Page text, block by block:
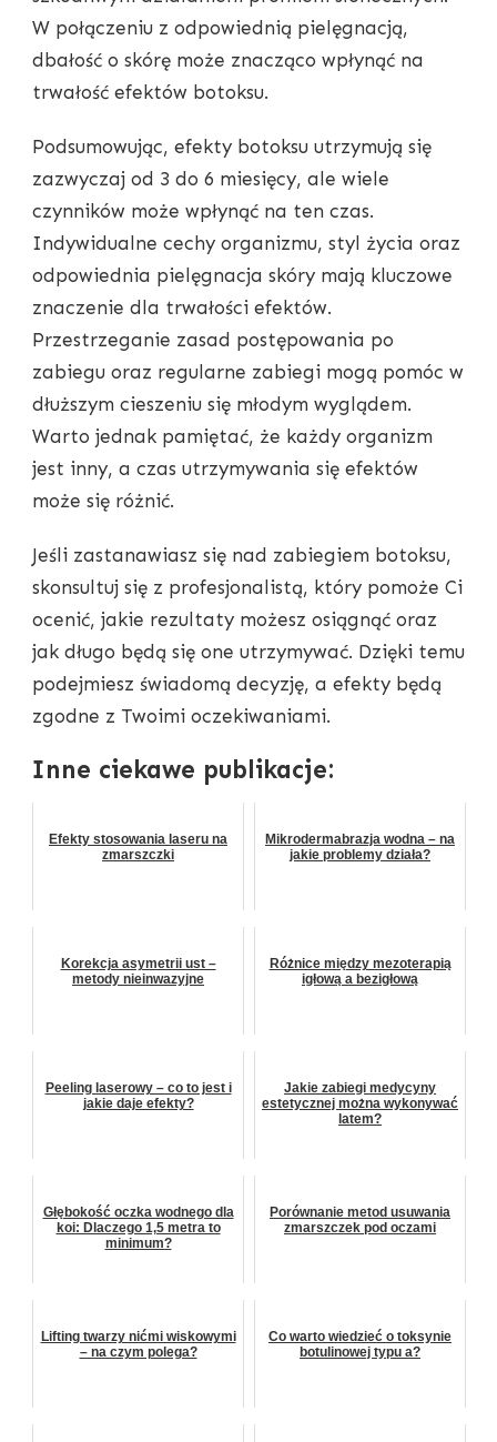
W połączeniu z odpowiednią pielęgnacją,
dbałość o skórę może znacząco wpłynąć na
trwałość efektów botoksu.
Podsumowując, efekty botoksu utrzymują się
zazwyczaj od 3 do 6 miesięcy, ale wiele
czynników może wpłynąć na ten czas.
Indywidualne cechy organizmu, styl życia oraz
odpowiednia pielęgnacja skóry mają kluczowe
znaczenie dla trwałości efektów.
Przestrzeganie zasad postępowania po
zabiegu oraz regularne zabiegi mogą pomóc w
dłuższym cieszeniu się młodym wyglądem.
Warto jednak pamiętać, że każdy organizm
jest inny, a czas utrzymywania się efektów
może się różnić.
Jeśli zastanawiasz się nad zabiegiem botoksu,
skonsultuj się z profesjonalistą, który pomoże Ci
ocenić, jakie rezultaty możesz osiągnąć oraz
jak długo będą się one utrzymywać. Dzięki temu
podejmiesz świadomą decyzję, a efekty będą
zgodne z Twoimi oczekiwaniami.
Inne ciekawe publikacje:
Efekty stosowania laseru na
zmarszczki
Mikrodermabrazja wodna – na
jakie problemy działa?
Korekcja asymetrii ust –
metody nieinwazyjne
Różnice między mezoterapią
igłową a bezigłową
Peeling laserowy – co to jest i
jakie daje efekty?
Jakie zabiegi medycyny
estetycznej można wykonywać
latem?
Głębokość oczka wodnego dla
koi: Dlaczego 1,5 metra to
minimum?
Porównanie metod usuwania
zmarszczek pod oczami
Lifting twarzy nićmi wiskowymi
– na czym polega?
Co warto wiedzieć o toksynie
botulinowej typu a?